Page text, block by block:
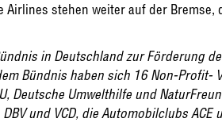
Airlines stehen weiter auf der Bremse,
in Deutschland zur Förderung
Bündnis haben sich 16 Non-Profit-
Deutsche Umwelthilfe und
und VCD, die Automobilclubs ACE